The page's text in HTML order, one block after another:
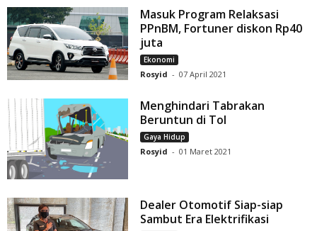
Masuk Program Relaksasi
PPnBM, Fortuner diskon Rp40
juta
Ekonomi
Rosyid - 07 April 2021
Menghindari Tabrakan
Beruntun di Tol
Gaya Hidup
Rosyid - 01 Maret 2021
Dealer Otomotif Siap-siap
Sambut Era Elektrifikasi